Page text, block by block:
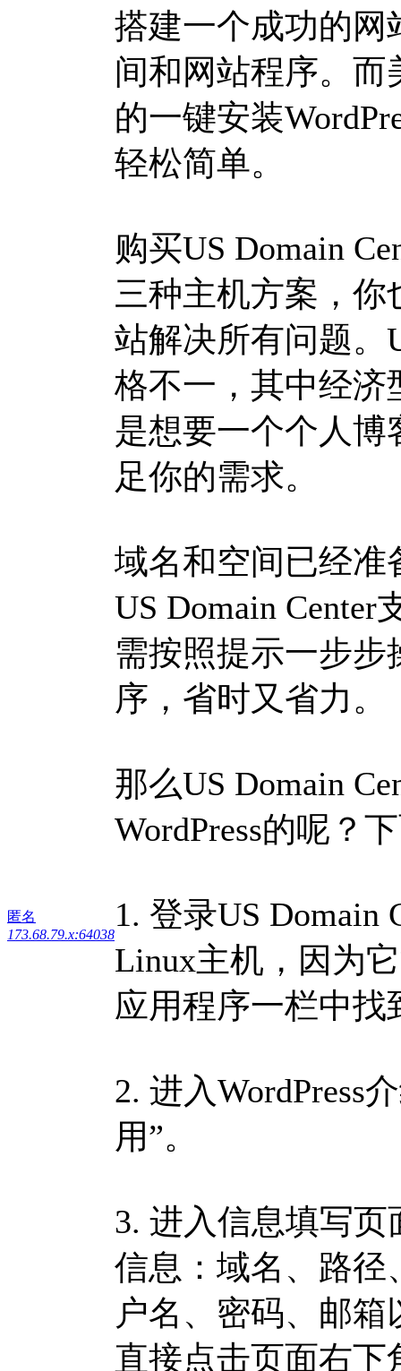
匿名
173.68.79.x:64038
搭建一个成功的网
间和网站程序。而
的一键安装
轻松简单。
购买US Domain
三种主机方案，
站解决所有问题。
格不一，其中经济
是想要一个个人
足你的需求。
域名和空间已经准
US Domain Center
需按照提示一步步
序，省时又省力。
那么US Domain
WordPress的呢？
1. 登录US Domain
Linux主机，因为
应用程序一栏中找
2. 进入WordPress
用”。
3. 进入信息填写页
信息：域名、路径
户名、密码、邮
直接点击页面右下